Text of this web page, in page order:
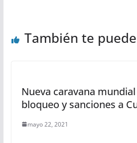
También te
Nueva caravana
bloqueo y sanciones a
mayo 22, 2021